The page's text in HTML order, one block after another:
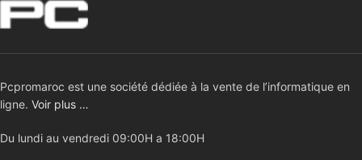
Pcpromaroc est une société dédiée à la vente de l’informatique en
ligne. Voir plus …
Du lundi au vendredi 09:00H a 18:00H